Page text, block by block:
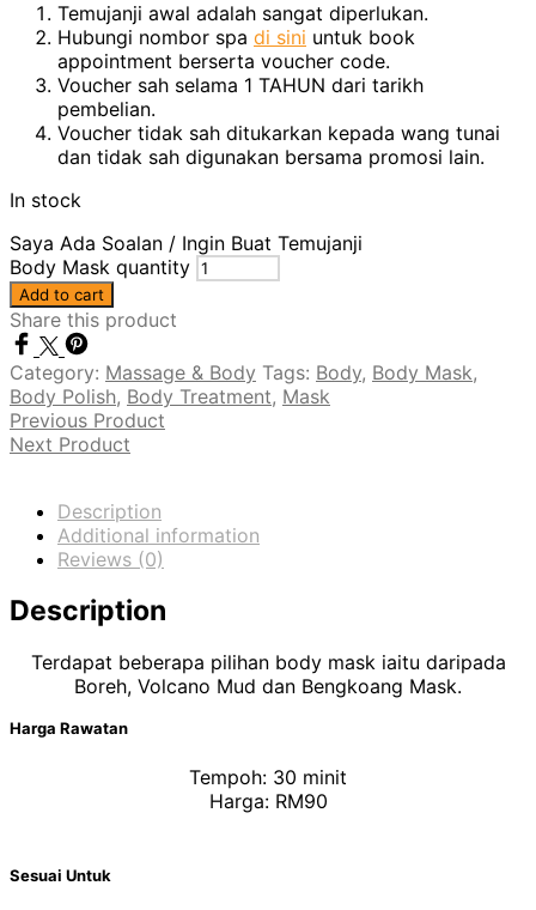
Temujanji awal adalah sangat diperlukan.
Hubungi nombor spa di sini untuk book
appointment berserta voucher code.
Voucher sah selama 1 TAHUN dari tarikh
pembelian.
Voucher tidak sah ditukarkan kepada wang tunai
dan tidak sah digunakan bersama promosi lain.
In stock
Saya Ada Soalan / Ingin Buat Temujanji
Body Mask quantity
Add to cart
Share this product
Category: Massage & Body Tags: Body, Body Mask,
Body Polish, Body Treatment, Mask
Previous Product
Next Product
Description
Additional information
Reviews (0)
Description
Terdapat beberapa pilihan body mask iaitu daripada
Boreh, Volcano Mud dan Bengkoang Mask.
Harga Rawatan
Tempoh: 30 minit
Harga: RM90
Sesuai Untuk